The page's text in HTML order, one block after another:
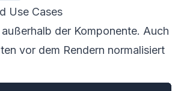
Use Cases
der Komponente. Auch
vor dem Rendern normalisiert